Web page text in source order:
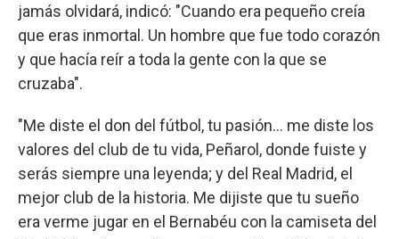
jamás olvidará, indicó: "Cuando era pequeño creía
que eras inmortal. Un hombre que fue todo corazón
y que hacía reír a toda la gente con la que se
cruzaba".
"Me diste el don del fútbol, tu pasión… me diste los
valores del club de tu vida, Peñarol, donde fuiste y
serás siempre una leyenda; y del Real Madrid, el
mejor club de la historia. Me dijiste que tu sueño
era verme jugar en el Bernabéu con la camiseta del